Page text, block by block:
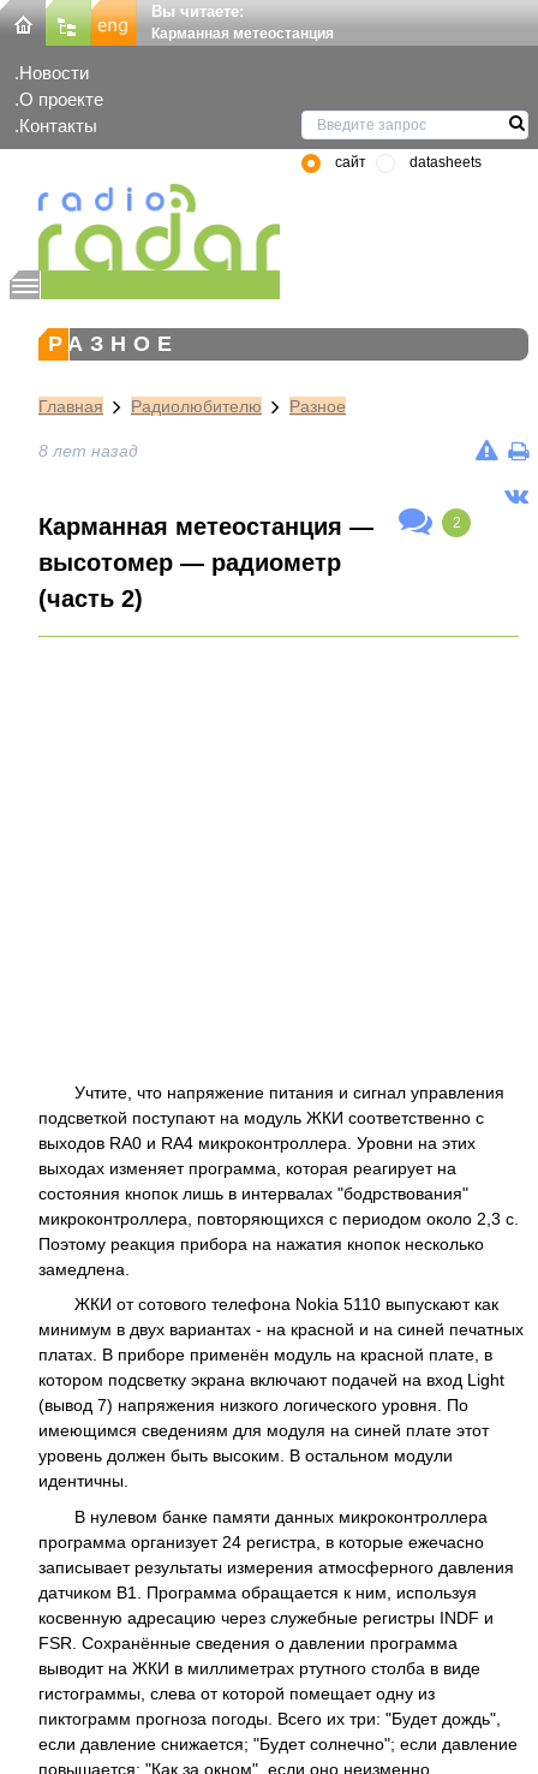
Вы читаете:
Карманная метеостанция
Новости
О проекте
Контакты
сайт datasheets
РАЗНОЕ
Главная Радиолюбителю Разное
8 лет назад
Карманная метеостанция —
высотомер — радиометр
(часть 2)
2
Учтите, что напряжение питания и сигнал управления
подсветкой поступают на модуль ЖКИ соответственно с
выходов RA0 и RA4 микроконтроллера. Уровни на этих
выходах изменяет программа, которая реагирует на
состояния кнопок лишь в интервалах "бодрствования"
микроконтроллера, повторяющихся с периодом около 2,3 с.
Поэтому реакция прибора на нажатия кнопок несколько
замедлена.
ЖКИ от сотового телефона Nokia 5110 выпускают как
минимум в двух вариантах - на красной и на синей печатных
платах. В приборе применён модуль на красной плате, в
котором подсветку экрана включают подачей на вход Light
(вывод 7) напряжения низкого логического уровня. По
имеющимся сведениям для модуля на синей плате этот
уровень должен быть высоким. В остальном модули
идентичны.
В нулевом банке памяти данных микроконтроллера
программа организует 24 регистра, в которые ежечасно
записывает результаты измерения атмосферного давления
датчиком B1. Программа обращается к ним, используя
косвенную адресацию через служебные регистры INDF и
FSR. Сохранённые сведения о давлении программа
выводит на ЖКИ в миллиметрах ртутного столба в виде
гистограммы, слева от которой помещает одну из
пиктограмм прогноза погоды. Всего их три: "Будет дождь",
если давление снижается; "Будет солнечно"; если давление
повышается; "Как за окном", если оно неизменно.